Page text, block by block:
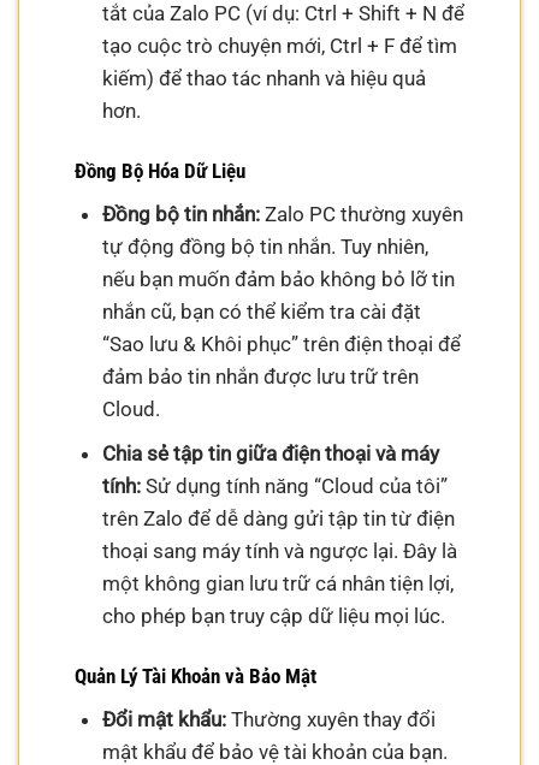
tắt của Zalo PC (ví dụ: Ctrl + Shift + N để
tạo cuộc trò chuyện mới, Ctrl + F để tìm
kiếm) để thao tác nhanh và hiệu quả
hơn.
Đồng Bộ Hóa Dữ Liệu
Đồng bộ tin nhắn:Zalo PC thường xuyên
tự động đồng bộ tin nhắn. Tuy nhiên,
nếu bạn muốn đảm bảo không bỏ lỡ tin
nhắn cũ, bạn có thể kiểm tra cài đặt
“Sao lưu & Khôi phục” trên điện thoại để
đảm bảo tin nhắn được lưu trữ trên
Cloud.
Chia sẻ tập tin giữa điện thoại và máy
tính:Sử dụng tính năng “Cloud của tôi”
trên Zalo để dễ dàng gửi tập tin từ điện
thoại sang máy tính và ngược lại. Đây là
một không gian lưu trữ cá nhân tiện lợi,
cho phép bạn truy cập dữ liệu mọi lúc.
Quản Lý Tài Khoản và Bảo Mật
Đổi mật khẩu:Thường xuyên thay đổi
mật khẩu để bảo vệ tài khoản của bạn.